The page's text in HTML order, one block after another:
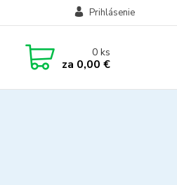
Prihlásenie
0ks
za 0,00 €